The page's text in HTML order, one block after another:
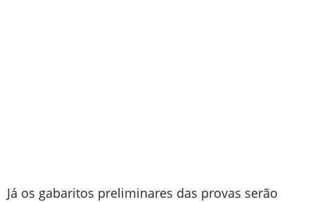
Já os gabaritos preliminares das provas serão